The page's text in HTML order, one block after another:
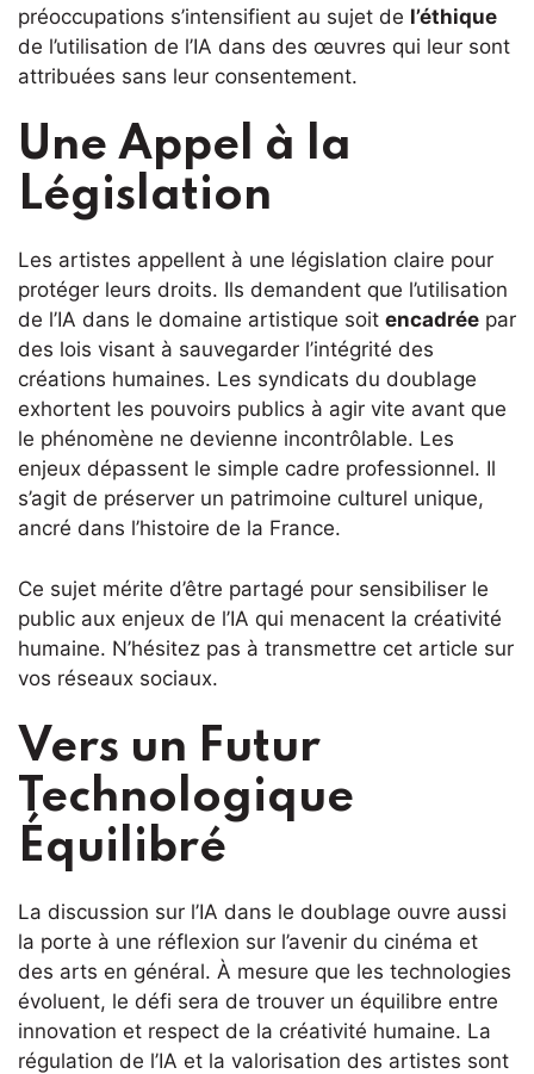
préoccupations s’intensifient au sujet de l’éthique
de l’utilisation de l’IA dans des œuvres qui leur sont
attribuées sans leur consentement.
Une Appel à la
Législation
Les artistes appellent à une législation claire pour
protéger leurs droits. Ils demandent que l’utilisation
de l’IA dans le domaine artistique soit encadrée par
des lois visant à sauvegarder l’intégrité des
créations humaines. Les syndicats du doublage
exhortent les pouvoirs publics à agir vite avant que
le phénomène ne devienne incontrôlable. Les
enjeux dépassent le simple cadre professionnel. Il
s’agit de préserver un patrimoine culturel unique,
ancré dans l’histoire de la France.
Ce sujet mérite d’être partagé pour sensibiliser le
public aux enjeux de l’IA qui menacent la créativité
humaine. N’hésitez pas à transmettre cet article sur
vos réseaux sociaux.
Vers un Futur
Technologique
Équilibré
La discussion sur l’IA dans le doublage ouvre aussi
la porte à une réflexion sur l’avenir du cinéma et
des arts en général. À mesure que les technologies
évoluent, le défi sera de trouver un équilibre entre
innovation et respect de la créativité humaine. La
régulation de l’IA et la valorisation des artistes sont